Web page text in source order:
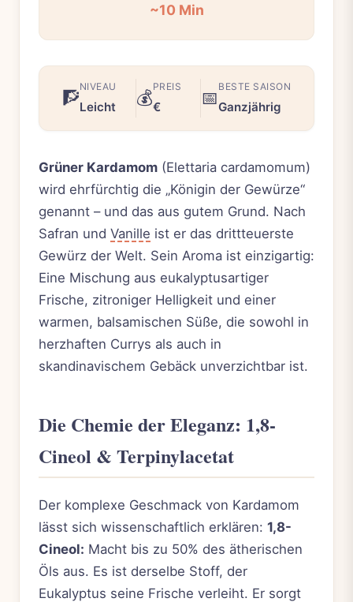
~10 Min
🧗
NIVEAU
Leicht 💰
PREIS
€ 📅
BESTE SAISON
Ganzjährig
Grüner Kardamom (Elettaria cardamomum)
wird ehrfürchtig die „Königin der Gewürze“
genannt – und das aus gutem Grund. Nach
Safran und Vanille ist er das drittteuerste
Gewürz der Welt. Sein Aroma ist einzigartig:
Eine Mischung aus eukalyptusartiger
Frische, zitroniger Helligkeit und einer
warmen, balsamischen Süße, die sowohl in
herzhaften Currys als auch in
skandinavischem Gebäck unverzichtbar ist.
Die Chemie der Eleganz: 1,8-
Cineol & Terpinylacetat
Der komplexe Geschmack von Kardamom
lässt sich wissenschaftlich erklären: 1,8-
Cineol: Macht bis zu 50% des ätherischen
Öls aus. Es ist derselbe Stoff, der
Eukalyptus seine Frische verleiht. Er sorgt